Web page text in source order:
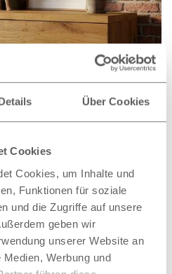
Über Cookies
Cookies
Cookies, um Inhalte und
Funktionen für soziale
und die Zugriffe auf unsere
geben wir
unserer Website an
Werbung und
150
statt€ 1.999,00